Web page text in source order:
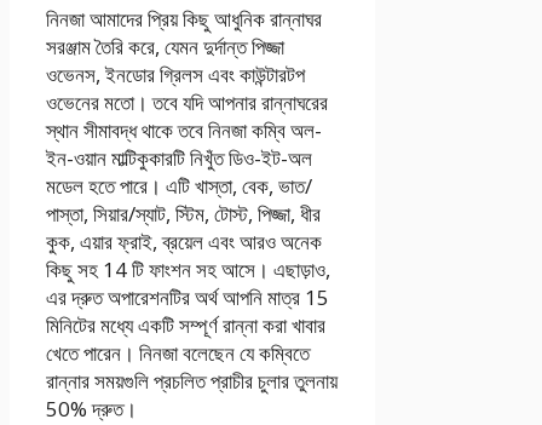
নিনজা আমাদের প্রিয় কিছু আধুনিক রান্নাঘর
সরঞ্জাম তৈরি করে, যেমন দুর্দান্ত পিজ্জা
ওভেনস, ইনডোর গ্রিলস এবং কাউন্টারটপ
ওভেনের মতো। তবে যদি আপনার রান্নাঘরের
স্থান সীমাবদ্ধ থাকে তবে নিনজা কম্বি অল-
ইন-ওয়ান মাল্টিকুকারটি নিখুঁত ডিও-ইট-অল
মডেল হতে পারে। এটি খাস্তা, বেক, ভাত/
পাস্তা, সিয়ার/স্যাট, স্টিম, টোস্ট, পিজ্জা, ধীর
কুক, এয়ার ফ্রাই, ব্রয়েল এবং আরও অনেক
কিছু সহ 14 টি ফাংশন সহ আসে। এছাড়াও,
এর দ্রুত অপারেশনটির অর্থ আপনি মাত্র 15
মিনিটের মধ্যে একটি সম্পূর্ণ রান্না করা খাবার
খেতে পারেন। নিনজা বলেছেন যে কম্বিতে
রান্নার সময়গুলি প্রচলিত প্রাচীর চুলার তুলনায়
50% দ্রুত।